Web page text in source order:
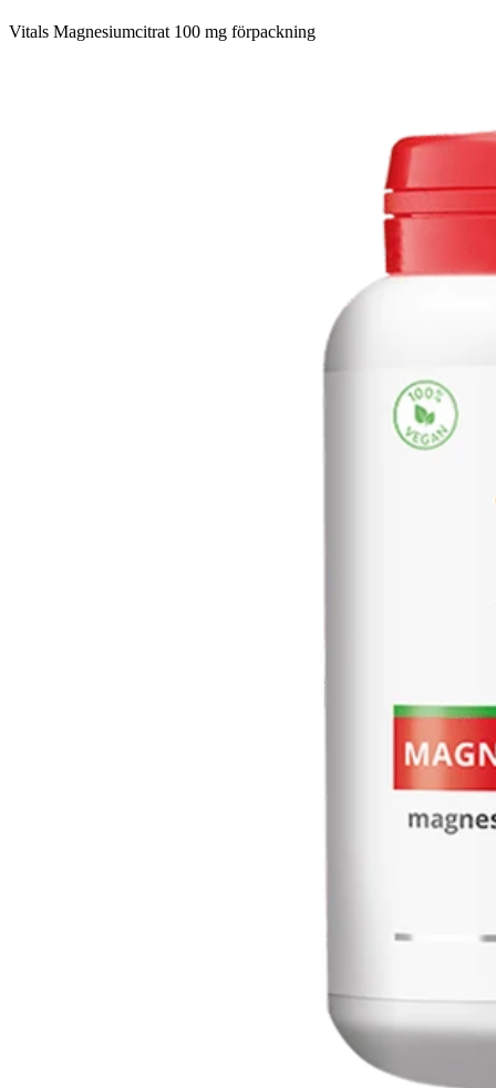
Vitals Magnesiumcitrat 100 mg förpackning